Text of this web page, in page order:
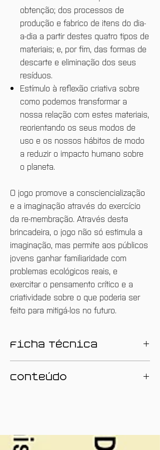
obtenção; dos processos de
produção e fabrico de itens do dia-
a-dia a partir destes quatro tipos de
materiais; e, por fim, das formas de
descarte e eliminação dos seus
resíduos.
Estímulo à reflexão criativa sobre
como podemos transformar a
nossa relação com estes materiais,
reorientando os seus modos de
uso e os nossos hábitos de modo
a reduzir o impacto humano sobre
o planeta.
O jogo promove a consciencialização
e a imaginação através do exercício
da re-membração. Através desta
brincadeira, o jogo não só estimula a
imaginação, mas permite aos públicos
jovens ganhar familiaridade com
problemas ecológicos reais, e
exercitar o pensamento crítico e a
criatividade sobre o que poderia ser
feito para mitigá-los no futuro.
Ficha Técnica
de Investigação em Arte-Pensamento
coordenado por Vrije Universiteit
Conteúdo
orientações para a activação do
jogo